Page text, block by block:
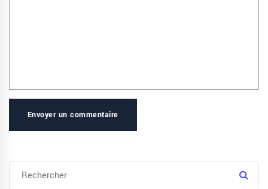
Envoyer un commentaire